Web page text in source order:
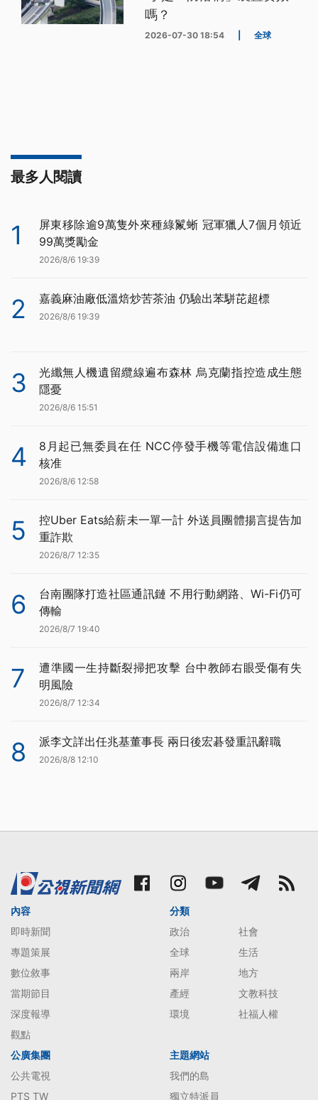
嗎？
2026-07-30 18:54 全球
最多人閱讀
1
屏東移除逾9萬隻外來種綠鬣蜥 冠軍獵人7個月領近
99萬獎勵金
2026/8/6 19:39
2 嘉義麻油廠低溫焙炒苦茶油 仍驗出苯駢芘超標
2026/8/6 19:39
3
光纖無人機遺留纜線遍布森林 烏克蘭指控造成生態
隱憂
2026/8/6 15:51
4
8月起已無委員在任 NCC停發手機等電信設備進口
核准
2026/8/6 12:58
5
控Uber Eats給薪未一單一計 外送員團體揚言提告加
重詐欺
2026/8/7 12:35
6
台南團隊打造社區通訊鏈 不用行動網路、Wi-Fi仍可
傳輸
2026/8/7 19:40
7
遭準國一生持斷裂掃把攻擊 台中教師右眼受傷有失
明風險
2026/8/7 12:34
8 派李文詳出任兆基董事長 兩日後宏碁發重訊辭職
2026/8/8 12:10
內容
即時新聞
專題策展
數位敘事
當期節目
深度報導
觀點
分類
政治
社會
全球
生活
兩岸
地方
產經
文教科技
環境
社福人權
公廣集團
公共電視
PTS TW
主題網站
我們的島
獨立特派員